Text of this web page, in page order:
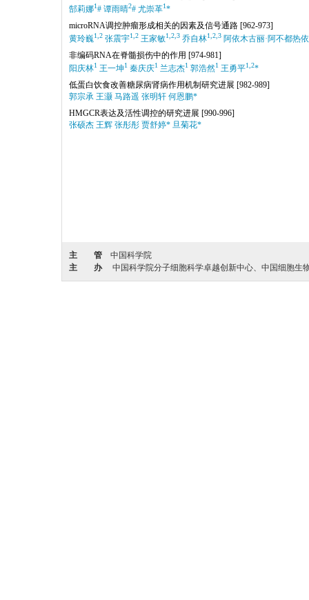
郜莉娜1# 谭雨晴2# 尤崇革1*
microRNA调控肿瘤形成相关的因素及信号通路 [962-973]
黄玲巍1,2 张震宇1,2 王家敏1,2,3 乔自林1,2,3 阿依木古丽·阿不都热
非编码RNA在脊髓损伤中的作用 [974-981]
阳庆林1 王一坤1 秦庆庆1 兰志杰1 郭浩然1 王勇平1,2*
低蛋白饮食改善糖尿病肾病作用机制研究进展 [982-989]
郭宗承 王灏 马路遥 张明轩 何恩鹏*
HMGCR表达及活性调控的研究进展 [990-996]
张硕杰 王辉 张彤彤 贾舒婷* 旦菊花*
主 管 中国科学院
主 办中国科学院分子细胞科学卓越创新中心、中国细胞生